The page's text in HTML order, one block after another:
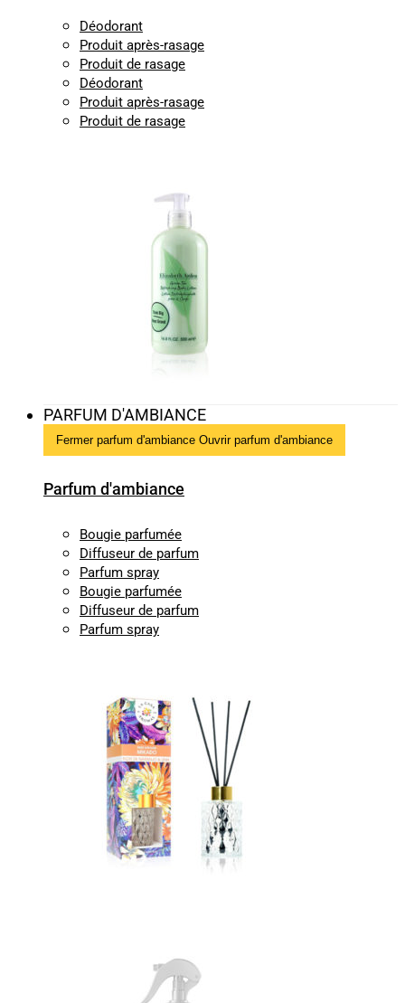
Déodorant
Produit après-rasage
Produit de rasage
Déodorant
Produit après-rasage
Produit de rasage
PARFUM D'AMBIANCE
Fermer parfum d'ambiance Ouvrir parfum d'ambiance
Parfum d'ambiance
Bougie parfumée
Diffuseur de parfum
Parfum spray
Bougie parfumée
Diffuseur de parfum
Parfum spray